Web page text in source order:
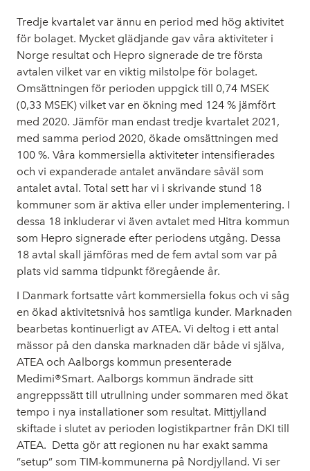
Tredje kvartalet var ännu en period med hög aktivitet
för bolaget. Mycket glädjande gav våra aktiviteter i
Norge resultat och Hepro signerade de tre första
avtalen vilket var en viktig milstolpe för bolaget.
Omsättningen för perioden uppgick till 0,74 MSEK
(0,33 MSEK) vilket var en ökning med 124 % jämfört
med 2020. Jämför man endast tredje kvartalet 2021,
med samma period 2020, ökade omsättningen med
100 %. Våra kommersiella aktiviteter intensifierades
och vi expanderade antalet användare såväl som
antalet avtal. Total sett har vi i skrivande stund 18
kommuner som är aktiva eller under implementering. I
dessa 18 inkluderar vi även avtalet med Hitra kommun
som Hepro signerade efter periodens utgång. Dessa
18 avtal skall jämföras med de fem avtal som var på
plats vid samma tidpunkt föregående år.
I Danmark fortsatte vårt kommersiella fokus och vi såg
en ökad aktivitetsnivå hos samtliga kunder. Marknaden
bearbetas kontinuerligt av ATEA. Vi deltog i ett antal
mässor på den danska marknaden där både vi själva,
ATEA och Aalborgs kommun presenterade
Medimi®Smart. Aalborgs kommun ändrade sitt
angreppssätt till utrullning under sommaren med ökat
tempo i nya installationer som resultat. Mittjylland
skiftade i slutet av perioden logistikpartner från DKI till
ATEA. Detta gör att regionen nu har exakt samma
”setup” som TIM-kommunerna på Nordjylland. Vi ser